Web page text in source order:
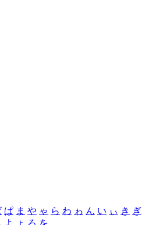
ぱ ま や ゃ ら わ ゎ ん い ぃ き ぎ